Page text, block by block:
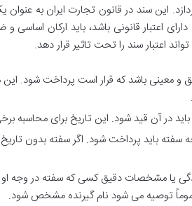
بپردازد. این سند در قانون تجارت ایران به
دارای اعتبار قانونی باشد، باید ارکان
اعتبار سند را تحت تاثیر قرار دهد.
و معینی باشد که قرار است پرداخت شود.
در آن قید شود. این تاریخ برای محاسبه
باید پرداخت شود. اگر سفته بدون تاریخ
یا مشخصات دقیق کسی که سفته در وجه
عموماً توصیه می شود نام گیرنده مشخص شود.